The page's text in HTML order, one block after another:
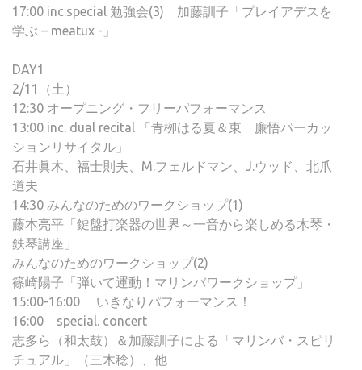
17:00 inc.special 勉強会(3) 加藤訓子「プレイアデスを
学ぶ – meatux -」
DAY1
2/11（土）
12:30 オープニング・フリーパフォーマンス
13:00 inc. dual recital 「青栁はる夏＆東 廉悟パーカッ
ションリサイタル」
石井眞木、福士則夫、M.フェルドマン、J.ウッド、北爪
道夫
14:30 みんなのためのワークショップ(1)
藤本亮平「鍵盤打楽器の世界～一音から楽しめる木琴・
鉄琴講座」
みんなのためのワークショップ(2)
篠崎陽子「弾いて運動！マリンバワークショップ」
15:00-16:00 いきなりパフォーマンス！
16:00 special. concert
志多ら（和太鼓）＆加藤訓子による「マリンバ・スピリ
チュアル」（三木稔）、他